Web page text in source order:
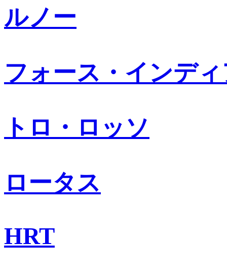
ルノー
フォース・インデ
トロ・ロッソ
ロータス
HRT